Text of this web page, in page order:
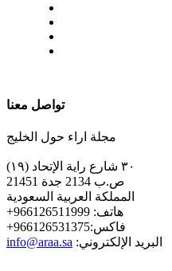
تواصل معنا
مجلة اراء حول الخليج
٣٠ شارع راية الإتحاد (١٩)
ص.ب 2134 جدة 21451
المملكة العربية السعودية
+هاتف: 966126511999
+فاكس:966126531375
info@araa.sa :البريد الإلكتروني